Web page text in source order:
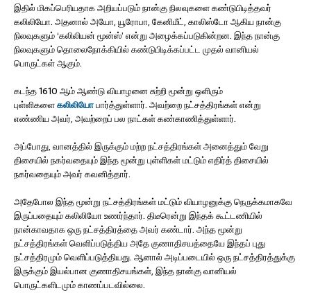
இதில் மிகப்பெரியதாக அறியப்படும் நான்கு நிலவுகளை கண்டுபிடித்தவர்
கலிலியோ. அதனால் அயோ, யூரோபா, கேனிமீட், காலிஸ்டோ ஆகிய நான்கு
நிலவுகளும் ‘கலிலியன் மூன்ஸ்’ என்று அழைக்கப்படுகின்றன. இந்த நான்கு
நிலவுகளும் தொலைநோக்கியில் கண்டுபிடிக்கப்பட்ட முதல் வானியல்
பொருட்கள் ஆகும்.
கடந்த 1610 ஆம் ஆண்டு வியாழனை சுற்றி மூன்று ஒளிரும்
புள்ளிகளைகலிலியோபார்த்துள்ளார். அவற்றை நட்சத்திரங்கள் என்று
எண்ணிய அவர், அவற்றைப் பல நாட்கள் கண்காணித்துள்ளார்.
அப்போது, வானத்தில் இருக்கும் மற்ற நட்சத்திரங்கள் அனைத்தும் வேறு
திசையில் நகர்வதையும் இந்த மூன்று புள்ளிகள் மட்டும் எதிர்த் திசையில்
நகர்வதையும் அவர் கவனித்தார்.
அதேபோல இந்த மூன்று நட்சத்திரங்கள் மட்டும் வியாழனுக்கு நெருக்கமாகவே
இருப்பதையும் கலிலியோ உணர்ந்தார். திடீரென்று இந்தக் கூட்டணியில்
நான்காவதாக ஒரு நட்சத்திரத்தை அவர் கண்டார். அந்த மூன்று
நட்சத்திரங்கள் வெளிப்படுத்திய அதே குணாதிசயத்தையே இந்தப் புது
நட்சத்திரமும் வெளிப்படுத்தியது. ஆனால் அடிப்படையில் ஒரு நட்சத்திரத்துக்கு
இருக்கும் இயல்பான குணாதிசயங்கள், இந்த நான்கு வானியல்
பொருட்களிடமும் காணப்படவில்லை.